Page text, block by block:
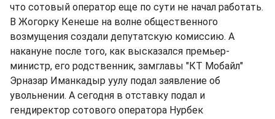
что сотовый оператор еще по сути не начал работать.
В Жогорку Кенеше на волне общественного
возмущения создали депутатскую комиссию. А
накануне после того, как высказался премьер-
министр, его родственник, замглавы "КТ Мобайл"
Эрназар Иманкадыр уулу подал заявление об
увольнении. А сегодня в отставку подал и
гендиректор сотового оператора Нурбек